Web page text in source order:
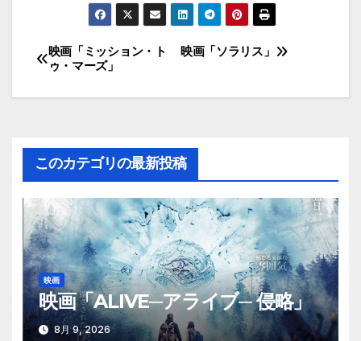
投
稿
ビ
ゲ
ー
シ
ョ
ン
映画「ソラリス」
映画「ミッション・ト
ゥ・マーズ」
このカテゴリの最新投稿
映画
映画「ALIVE─アライブ─ 侵略」
8月 9, 2026